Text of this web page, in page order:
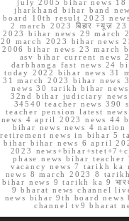
july 2005 bihar news 18
jharkhand bihar band
board 10th result 2023
2 march 2023 बिहार न्यूज़
2023 bihar news 29 march
20 march 2023 bihar news
2006 bihar news 23 march
asv bihar current news
darbhanga fast news 24
today 2022 bihar news 31
31 march 2023 bihar news
news 30 tarikh bihar
32nd bihar judiciary
34540 teacher news 390
teacher pension latest
news 4 april 2023 news 44
bihar news news 4
retirement news in bihar 5
bihar bihar news 6 april
2023
phase news bihar
vacancy news 7 tarikh ka
news 8 march 2023 8
bihar news 9 tarikh ka 9
9 bharat news channel
news bihar 9th board news
channel tv9 bharat